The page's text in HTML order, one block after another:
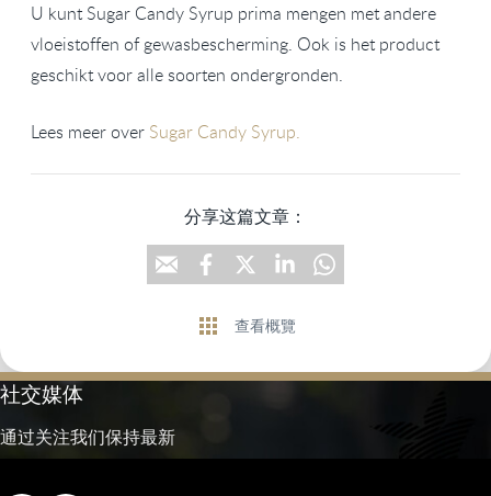
U kunt Sugar Candy Syrup prima mengen met andere
vloeistoffen of gewasbescherming. Ook is het product
geschikt voor alle soorten ondergronden.
Lees meer over Sugar Candy Syrup.
分享这篇文章：
查看概覽
社交媒体
通过关注我们保持最新